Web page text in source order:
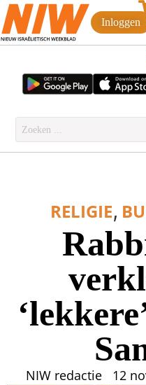
Inloggen
RELIGIE,
NIW redactie 12